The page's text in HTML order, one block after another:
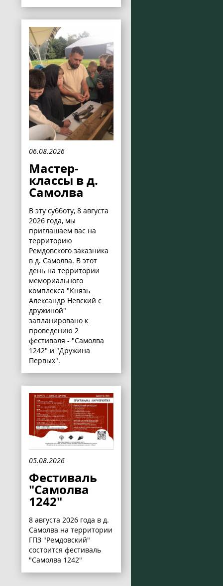
06.08.2026
Мастер-
классы в д.
Самолва
В эту субботу, 8 августа
2026 года, мы
приглашаем вас на
территорию
Ремдовского заказника
в д. Самолва. В этот
день на территории
мемориального
комплекса "Князь
Александр Невский с
дружиной"
запланировано к
проведению 2
фестиваля - "Самолва
1242" и "Дружина
Первых".
05.08.2026
Фестиваль
"Самолва
1242"
8 августа 2026 года в д.
Самолва на территории
ГПЗ "Ремдовский"
состоится фестиваль
"Самолва 1242"